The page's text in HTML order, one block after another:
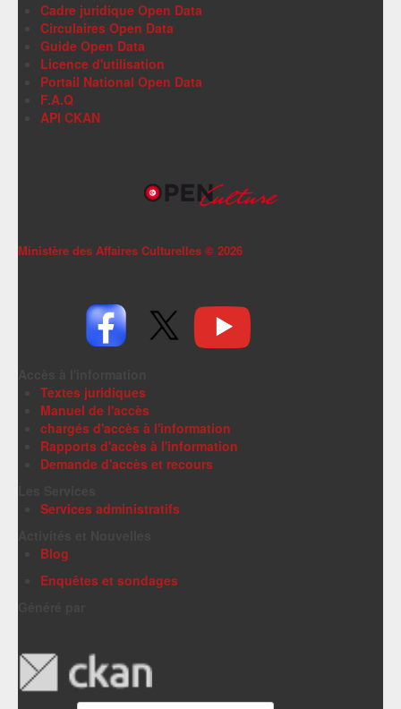
Cadre juridique Open Data
Circulaires Open Data
Guide Open Data
Licence d'utilisation
Portail National Open Data
F.A.Q
API CKAN
Ministère des Affaires Culturelles © 2026
Textes juridiques
Manuel de l'accès
chargés d'accès à l'information
Rapports d'accès à l'information
Demande d'accès et recours
Services administratifs
Blog
Enquêtes et sondages